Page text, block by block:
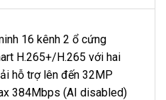
16 kênh 2 ổ cứng
H.265+/H.265 với hai
hỗ trợ lên đến 32MP
384Mbps (AI disabled)